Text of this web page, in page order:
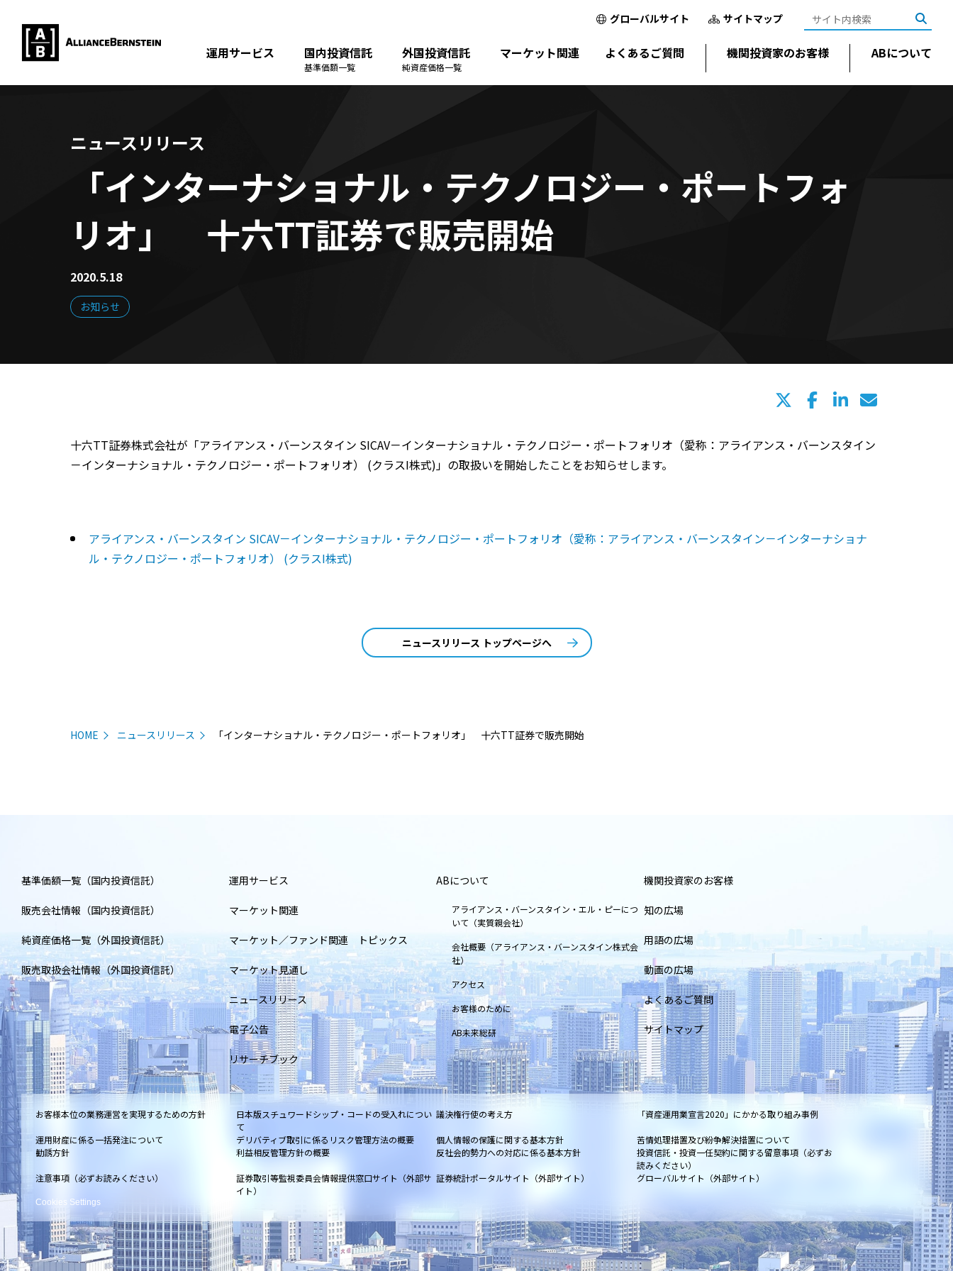
グローバルサイト サイトマップ
運用サービス 国内投資信託
基準価額一覧
外国投資信託
純資産価格一覧
マーケット関連 よくあるご質問 機関投資家のお客様 ABについて
ニュースリリース
「インターナショナル・テクノロジー・ポートフォ
リオ」 十六TT証券で販売開始
2020.5.18
お知らせ
十六TT証券株式会社が「アライアンス・バーンスタイン SICAV－インターナショナル・テクノロジー・ポートフォリオ（愛称：アライアンス・バーンスタイン
－インターナショナル・テクノロジー・ポートフォリオ） (クラスI株式)」の取扱いを開始したことをお知らせします。
アライアンス・バーンスタイン SICAV－インターナショナル・テクノロジー・ポートフォリオ（愛称：アライアンス・バーンスタイン－インターナショナ
ル・テクノロジー・ポートフォリオ） (クラスI株式)
ニュースリリース トップページへ
HOME ニュースリリース 「インターナショナル・テクノロジー・ポートフォリオ」 十六TT証券で販売開始
基準価額一覧（国内投資信託）
販売会社情報（国内投資信託）
純資産価格一覧（外国投資信託）
販売取扱会社情報（外国投資信託）
運用サービス
マーケット関連
マーケット／ファンド関連 トピックス
マーケット見通し
ニュースリリース
電子公告
リサーチブック
ABについて
アライアンス・バーンスタイン・エル・ピーにつ
いて（実質親会社）
会社概要（アライアンス・バーンスタイン株式会
社）
アクセス
お客様のために
AB未来総研
機関投資家のお客様
知の広場
用語の広場
動画の広場
よくあるご質問
サイトマップ
お客様本位の業務運営を実現するための方針
日本版スチュワードシップ・コードの受入れについ
て
議決権行使の考え方 「資産運用業宣言2020」にかかる取り組み事例
運用財産に係る一括発注について デリバティブ取引に係るリスク管理方法の概要 個人情報の保護に関する基本方針
苦情処理措置及び紛争解決措置について
勧誘方針
利益相反管理方針の概要 反社会的勢力への対応に係る基本方針
投資信託・投資一任契約に関する留意事項（必ずお
読みください）
注意事項（必ずお読みください）
証券取引等監視委員会情報提供窓口サイト（外部サ
イト）
証券統計ポータルサイト（外部サイト） グローバルサイト（外部サイト）
Cookies Settings